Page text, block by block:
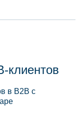
клиентов
в B2B с